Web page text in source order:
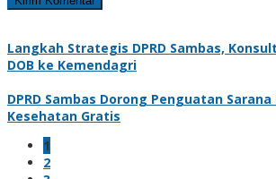
Langkah Strategis DPRD Sambas,
DOB ke Kemendagri
DPRD Sambas Dorong Penguatan
Kesehatan Gratis
1
2